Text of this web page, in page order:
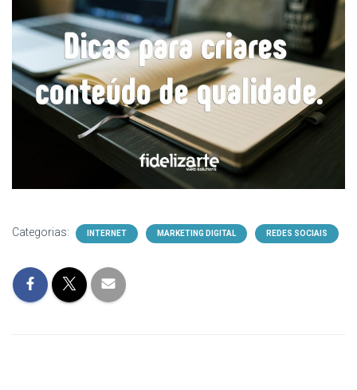
Categorias: INTERNET MARKETING DIGITAL REDES SOCIAIS